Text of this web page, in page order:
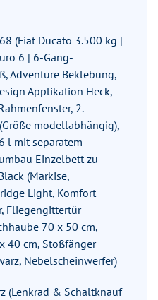
(Fiat Ducato 3.500 kg |
6 | 6-Gang-
Adventure Beklebung,
Applikation Heck,
2.
modellabhängig),
l mit separatem
Einzelbett zu
(Markise,
Light, Komfort
Fliegengittertür
70 x 50 cm,
40 cm, Stoßfänger
Nebelscheinwerfer)
(Lenkrad & Schaltknauf